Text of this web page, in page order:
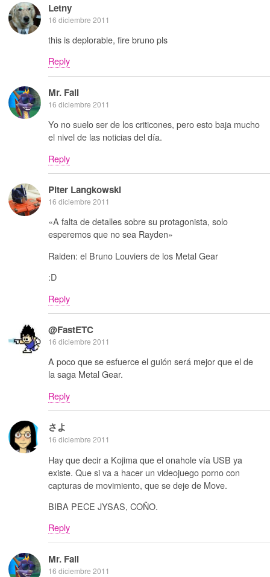
Letny
16 diciembre 2011
this is deplorable, fire bruno pls
Reply
Mr. Fail
16 diciembre 2011
Yo no suelo ser de los criticones, pero esto baja mucho
el nivel de las noticias del día.
Reply
Piter Langkowski
16 diciembre 2011
«A falta de detalles sobre su protagonista, solo
esperemos que no sea Rayden»
Raiden: el Bruno Louviers de los Metal Gear
:D
Reply
@FastETC
16 diciembre 2011
A poco que se esfuerce el guión será mejor que el de
la saga Metal Gear.
Reply
さよ
16 diciembre 2011
Hay que decir a Kojima que el onahole vía USB ya
existe. Que si va a hacer un videojuego porno con
capturas de movimiento, que se deje de Move.
BIBA PECE JYSAS, COÑO.
Reply
Mr. Fail
16 diciembre 2011